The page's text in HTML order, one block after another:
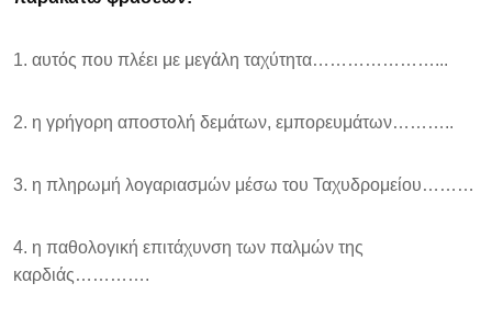
1. αυτός που πλέει με μεγάλη ταχύτητα…………………...
2. η γρήγορη αποστολή δεμάτων, εμπορευμάτων………..
3. η πληρωμή λογαριασμών μέσω του Ταχυδρομείου………
4. η παθολογική επιτάχυνση των παλμών της
καρδιάς………….